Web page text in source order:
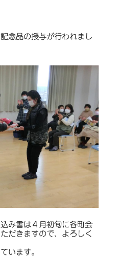
念品の授与が行われまし
み書は４月初旬に各町会
だきますので、よろしく
います。